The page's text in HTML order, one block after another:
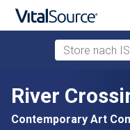
Zum Hauptinhalt
Store nach
River
Contemporary Art